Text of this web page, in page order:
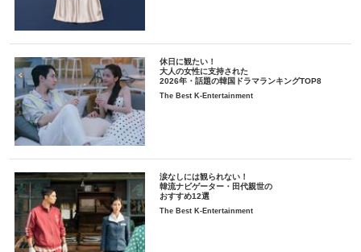
休日に観たい！
大人の女性に支持された
2026年・話題の韓国ドラマランキングTOP8
The Best K-Entertainment
涙なしには観られない！
韓流ナビゲーター・田代親世の
おすすめ12選
The Best K-Entertainment